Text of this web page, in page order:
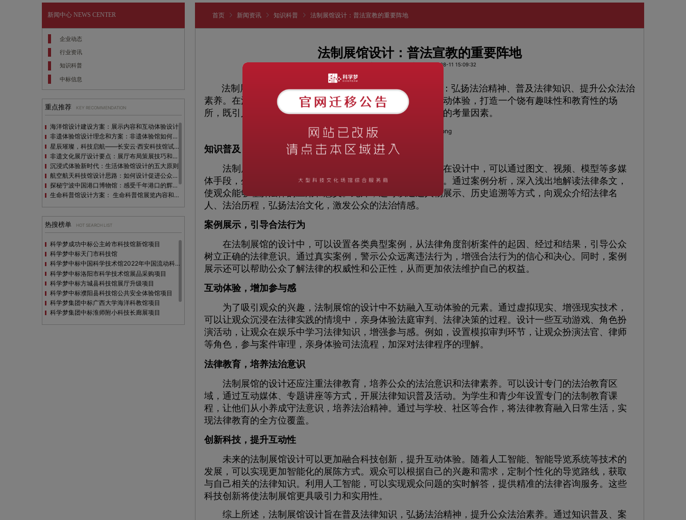
新闻中心NEWS CENTER
企业动态
行业资讯
知识科普
中标信息
重点推荐 KEY RECOMMENDATION
海洋馆设计建设方案：展示内容和互动体验设计
非遗体验馆设计理念和方案：非遗体验馆如何本土化设计？
星辰璀璨，科技启航——长安云·西安科技馆试营业，邀您共赴未来之旅！
非遗文化展厅设计要点：展厅布局策展技巧和创新元素
沉浸式体验新时代：生活体验馆设计的五大原则
航空航天科技馆设计思路：如何设计促进公众的兴趣
探秘宁波中国港口博物馆：感受千年港口的辉煌与变迁
生命科普馆设计方案： ​生命科普馆展览内容和互动方式
全息体验馆设计：打造身临其境的奇妙世界
热搜榜单 HOT SEARCH LIST
科学梦成功中标公主岭市科技馆新馆项目
科学梦中标天门市科技馆
科学梦中标中国科学技术馆2022年中国流动科技馆展览采购
科学梦中标洛阳市科学技术馆展品采购项目
科学梦中标方城县科技馆展厅升级项目
科学梦中标濮阳县科技馆公共安全体验馆项目
科学梦集团中标广西大学海洋科教馆项目
科学梦集团中标淮师附小科技长廊展项目
首页 新闻资讯 知识科普 法制展馆设计：普法宣教的重要阵地
法制展馆设计：普法宣教的重要阵地
阅读次数：1256 时间：2023-08-11 15:09:32
法制展馆作为法治文化的传播载体，具有着重要的使命：弘扬法治精神、普及法律知识、提升公众法治
素养。在法制展馆的设计中，如何通过创新的展陈手法和互动体验，打造一个饶有趣味性和教育性的场
所，既引人入胜又能够增强公众对法律的认知，成为了关键的考量因素。
知识普及，弘扬法治精神
法制展馆的首要任务是普及法律知识，弘扬法治精神。在设计中，可以通过图文、视频、模型等多媒
体手段，生动地展示各类法律原则、法律制度以及司法实践。通过案例分析，深入浅出地解读法律条文，
使观众能够理解法律的应用和意义。此外，还可以通过人物展示、历史追溯等方式，向观众介绍法律名
人、法治历程，弘扬法治文化，激发公众的法治情感。
案例展示，引导合法行为
在法制展馆的设计中，可以设置各类典型案例，从法律角度剖析案件的起因、经过和结果，引导公众
树立正确的法律意识。通过真实案例，警示公众远离违法行为，增强合法行为的信心和决心。同时，案例
展示还可以帮助公众了解法律的权威性和公正性，从而更加依法维护自己的权益。
互动体验，增加参与感
为了吸引观众的兴趣，法制展馆的设计中不妨融入互动体验的元素。通过虚拟现实、增强现实技术，
可以让观众沉浸在法律实践的情境中，亲身体验法庭审判、法律决策的过程。设计一些互动游戏、角色扮
演活动，让观众在娱乐中学习法律知识，增强参与感。例如，设置模拟审判环节，让观众扮演法官、律师
等角色，参与案件审理，亲身体验司法流程，加深对法律程序的理解。
法律教育，培养法治意识
法制展馆的设计还应注重法律教育，培养公众的法治意识和法律素养。可以设计专门的法治教育区
域，通过互动媒体、专题讲座等方式，开展法律知识普及活动。为学生和青少年设置专门的法制教育课
程，让他们从小养成守法意识，培养法治精神。通过与学校、社区等合作，将法律教育融入日常生活，实
现法律教育的全方位覆盖。
创新科技，提升互动性
未来的法制展馆设计可以更加融合科技创新，提升互动体验。随着人工智能、智能导览系统等技术的
发展，可以实现更加智能化的展陈方式。观众可以根据自己的兴趣和需求，定制个性化的导览路线，获取
与自己相关的法律知识。利用人工智能，可以实现观众问题的实时解答，提供精准的法律咨询服务。这些
科技创新将使法制展馆更具吸引力和实用性。
综上所述，法制展馆设计旨在普及法律知识，弘扬法治精神，提升公众法治素养。通过知识普及、案